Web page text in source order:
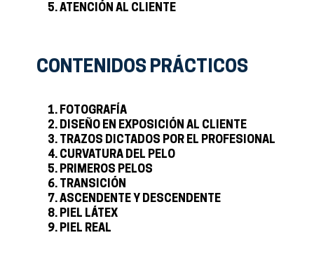
ATENCIÓN AL CLIENTE
CONTENIDOS PRÁCTICOS
FOTOGRAFÍA
DISEÑO EN EXPOSICIÓN AL CLIENTE
TRAZOS DICTADOS POR EL PROFESIONAL
CURVATURA DEL PELO
PRIMEROS PELOS
TRANSICIÓN
ASCENDENTE Y DESCENDENTE
PIEL LÁTEX
PIEL REAL